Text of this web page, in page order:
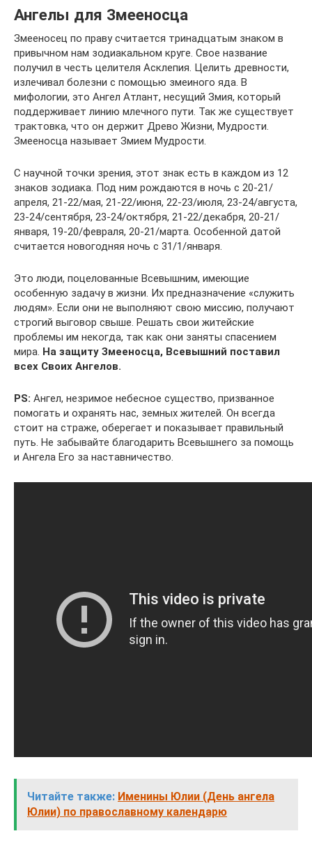
Ангелы для Змееносца
Змееносец по праву считается тринадцатым знаком в
привычном нам зодиакальном круге. Свое название
получил в честь целителя Асклепия. Целить древности,
излечивал болезни с помощью змеиного яда. В
мифологии, это Ангел Атлант, несущий Змия, который
поддерживает линию млечного пути. Так же существует
трактовка, что он держит Древо Жизни, Мудрости.
Змееносца называет Змием Мудрости.
С научной точки зрения, этот знак есть в каждом из 12
знаков зодиака. Под ним рождаются в ночь с 20-21/
апреля, 21-22/мая, 21-22/июня, 22-23/июля, 23-24/августа,
23-24/сентября, 23-24/октября, 21-22/декабря, 20-21/
января, 19-20/февраля, 20-21/марта. Особенной датой
считается новогодняя ночь с 31/1/января.
Это люди, поцелованные Всевышним, имеющие
особенную задачу в жизни. Их предназначение «служить
людям». Если они не выполняют свою миссию, получают
строгий выговор свыше. Решать свои житейские
проблемы им некогда, так как они заняты спасением
мира. На защиту Змееносца, Всевышний поставил
всех Своих Ангелов.
PS: Ангел, незримое небесное существо, призванное
помогать и охранять нас, земных жителей. Он всегда
стоит на страже, оберегает и показывает правильный
путь. Не забывайте благодарить Всевышнего за помощь
и Ангела Его за наставничество.
Читайте также: Именины Юлии (День ангела
Юлии) по православному календарю